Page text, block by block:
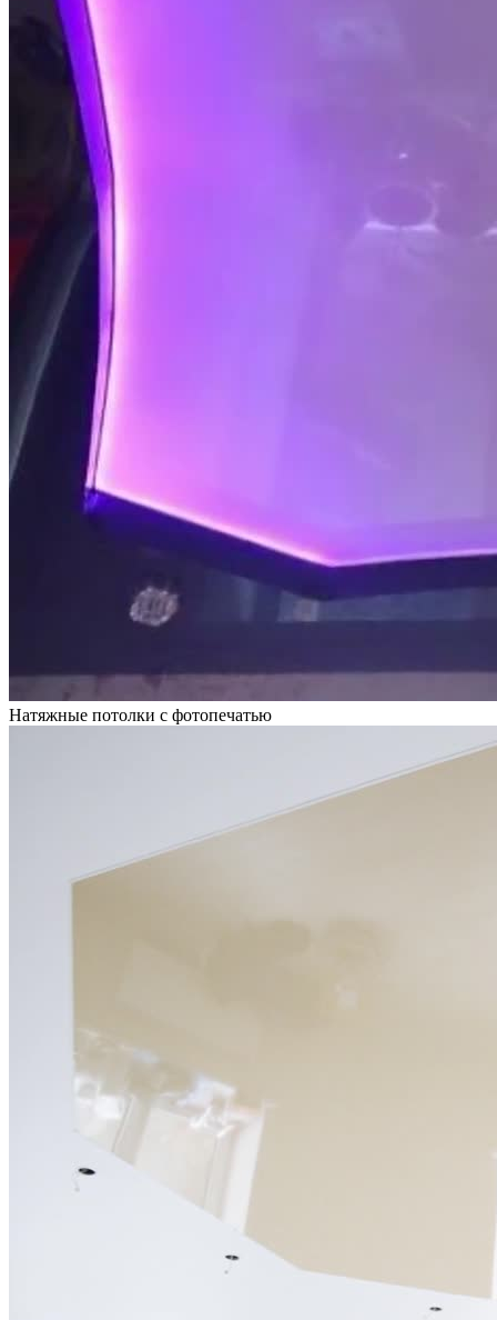
Натяжные потолки с фотопечатью